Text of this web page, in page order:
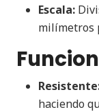
Escala:
milímetros
haciendo